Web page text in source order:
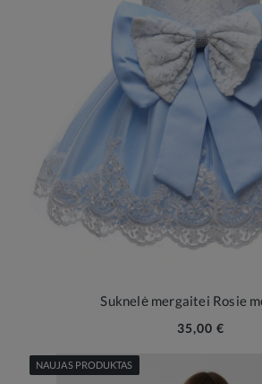
Suknelė mergaitei Rosie
35,00 €
NAUJAS PRODUKTAS